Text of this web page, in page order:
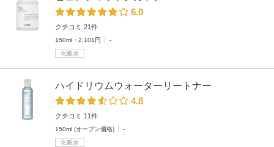
6.0
クチコミ 21件
150ml・2,101円
-
化粧水
ハイドリウムウォーターリートナー
4.8
クチコミ 11件
150ml (オープン価格)
-
化粧水